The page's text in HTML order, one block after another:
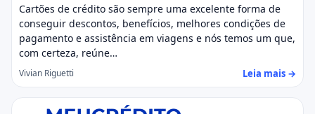
Cartões de crédito são sempre uma excelente forma de
conseguir descontos, benefícios, melhores condições de
pagamento e assistência em viagens e nós temos um que,
com certeza, reúne…
Vivian Riguetti Leia mais →